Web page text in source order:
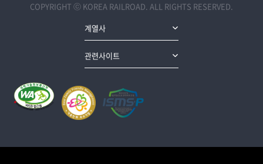
COPYRIGHT ⓒ KOREA RAILROAD. ALL RIGHTS RESERVED.
계열사
관련사이트